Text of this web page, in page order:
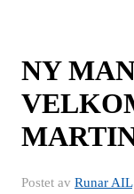
NY
Postet av Runar AIL